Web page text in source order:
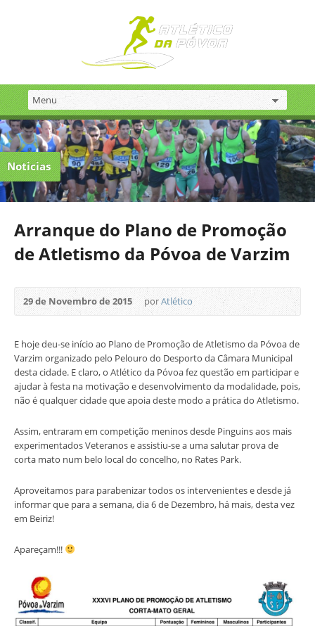
Noticias
Arranque do Plano de Promoção
de Atletismo da Póvoa de Varzim
29 de Novembro de 2015 porAtlético
E hoje deu-se início ao Plano de Promoção de Atletismo da Póvoa de
Varzim organizado pelo Pelouro do Desporto da Câmara Municipal
desta cidade. E claro, o Atlético da Póvoa fez questão em participar e
ajudar à festa na motivação e desenvolvimento da modalidade, pois,
não é qualquer cidade que apoia deste modo a prática do Atletismo.
Assim, entraram em competição meninos desde Pinguins aos mais
experimentados Veteranos e assistiu-se a uma salutar prova de
corta mato num belo local do concelho, no Rates Park.
Aproveitamos para parabenizar todos os intervenientes e desde já
informar que para a semana, dia 6 de Dezembro, há mais, desta vez
em Beiriz!
Apareçam!!!